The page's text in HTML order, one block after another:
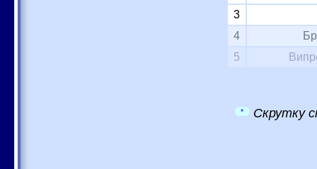
3
4
5
* Скрутку